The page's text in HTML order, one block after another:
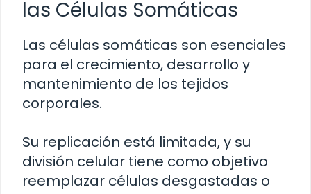
las Células Somáticas
Las células somáticas son esenciales
para el crecimiento, desarrollo y
mantenimiento de los tejidos
corporales.
Su replicación está limitada, y su
división celular tiene como objetivo
reemplazar células desgastadas o